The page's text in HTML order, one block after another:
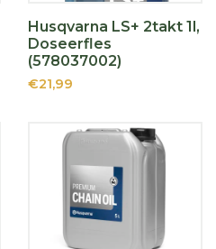
Husqvarna LS+ 2takt 1l,
Doseerfles
(578037002)
€21,99